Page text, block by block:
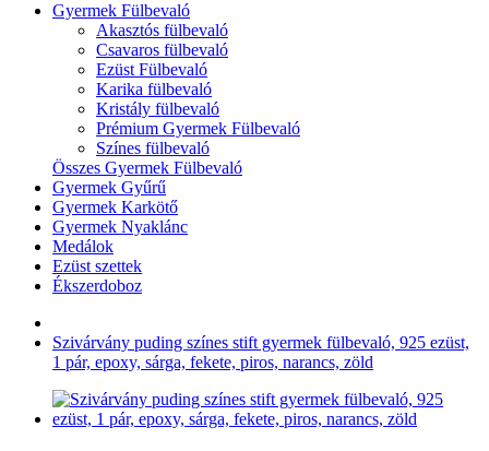
Gyermek Fülbevaló
Akasztós fülbevaló
Csavaros fülbevaló
Ezüst Fülbevaló
Karika fülbevaló
Kristály fülbevaló
Prémium Gyermek Fülbevaló
Színes fülbevaló
Összes Gyermek Fülbevaló
Gyermek Gyűrű
Gyermek Karkötő
Gyermek Nyaklánc
Medálok
Ezüst szettek
Ékszerdoboz
Szivárvány puding színes stift gyermek fülbevaló, 925 ezüst,
1 pár, epoxy, sárga, fekete, piros, narancs, zöld